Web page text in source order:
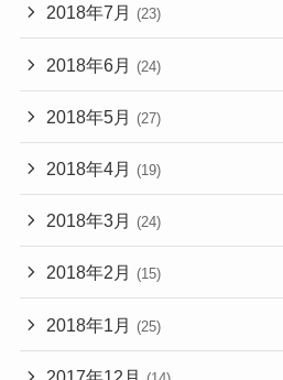
2018年7月 (23)
2018年6月 (24)
2018年5月 (27)
2018年4月 (19)
2018年3月 (24)
2018年2月 (15)
2018年1月 (25)